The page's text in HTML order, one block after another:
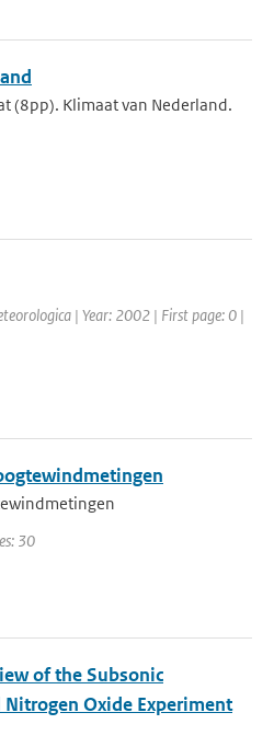
(8pp). Klimaat van Nederland.
| Year: 2002 | First page: 0 |
30
of the Subsonic
Oxide Experiment